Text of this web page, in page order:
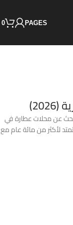
PAGES
0
أفضل 7 محلات عطارة في الإسكندرية (دليل محدث 2026) البحث عن محلات عطارة في
لأكثر من مائة عام مع